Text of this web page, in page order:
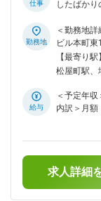
われるイン
い。 ■就業環境 完全週休2日制、シフト制でプライベートとの
両立可。残
ごとに決め
れるキャリ
仕事
したばか
トする自
体的には＞
ス運用・改善 ・マ
よび仕様策
提案ロジ
着想を積極的
をリードし
す！ 【チームマネジメントとメンバー育成】 メンバーが最大
限のパフォ
ーション
勤務地
＜勤務地
ビル本町
丁目駅受
事業所
【最寄り駅】
松屋町駅、
給与
＜予定年
内訳＞月額
＜給与補
年収は支給
年1回(4月
求人詳細